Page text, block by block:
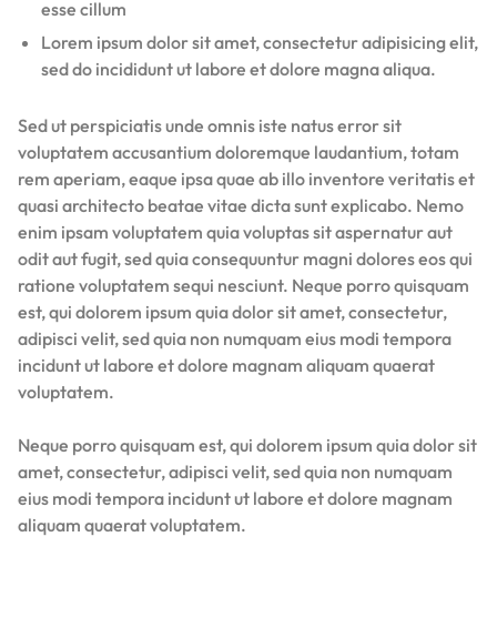
esse cillum
Lorem ipsum dolor sit amet, consectetur adipisicing elit,
sed do incididunt ut labore et dolore magna aliqua.
Sed ut perspiciatis unde omnis iste natus error sit
voluptatem accusantium doloremque laudantium, totam
rem aperiam, eaque ipsa quae ab illo inventore veritatis et
quasi architecto beatae vitae dicta sunt explicabo. Nemo
enim ipsam voluptatem quia voluptas sit aspernatur aut
odit aut fugit, sed quia consequuntur magni dolores eos qui
ratione voluptatem sequi nesciunt. Neque porro quisquam
est, qui dolorem ipsum quia dolor sit amet, consectetur,
adipisci velit, sed quia non numquam eius modi tempora
incidunt ut labore et dolore magnam aliquam quaerat
voluptatem.
Neque porro quisquam est, qui dolorem ipsum quia dolor sit
amet, consectetur, adipisci velit, sed quia non numquam
eius modi tempora incidunt ut labore et dolore magnam
aliquam quaerat voluptatem.